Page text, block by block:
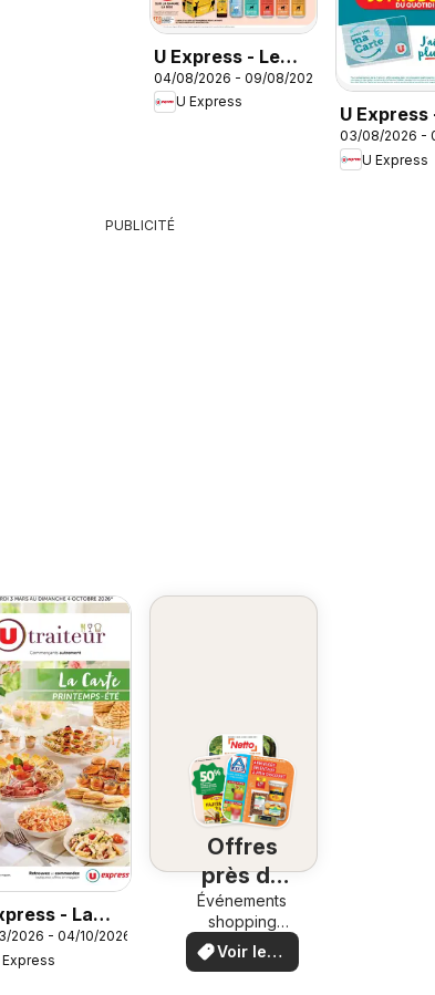
U Express - Le
marché à prix bas
04/08/2026 - 09/08/2026
U Express
U Express
sélection
Aout
03/08/2026 -
U Express
PUBLICITÉ
- La
Printemps
2026 - 04/10/2026
Express
Offres
près de
chez vous
Événements
shopping
locaux et
offres
Voir les
offres